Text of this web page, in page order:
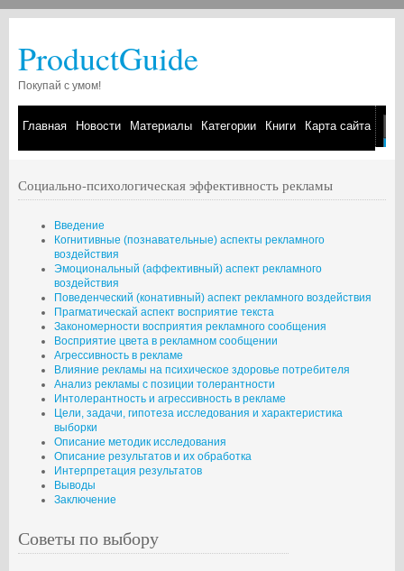
ProductGuide
Покупай с умом!
Главная Новости Материалы Категории Книги Карта сайта
Социально-психологическая эффективность рекламы
Введение
Когнитивные (познавательные) аспекты рекламного
воздействия
Эмоциональный (аффективный) аспект рекламного
воздействия
Поведенческий (конативный) аспект рекламного воздействия
Прагматическай аспект восприятие текста
Закономерности восприятия рекламного сообщения
Восприятие цвета в рекламном сообщении
Агрессивность в рекламе
Влияние рекламы на психическое здоровье потребителя
Анализ рекламы с позиции толерантности
Интолерантность и агрессивность в рекламе
Цели, задачи, гипотеза исследования и характеристика
выборки
Описание методик исследования
Описание результатов и их обработка
Интерпретация результатов
Выводы
Заключение
Советы по выбору